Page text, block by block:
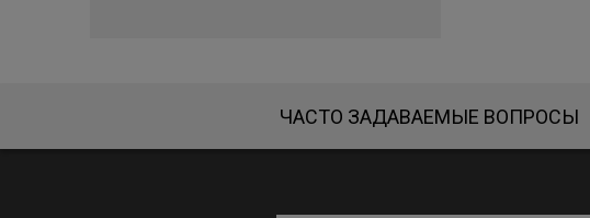
ЧАСТО ЗАДАВАЕМЫЕ ВОПРОСЫ